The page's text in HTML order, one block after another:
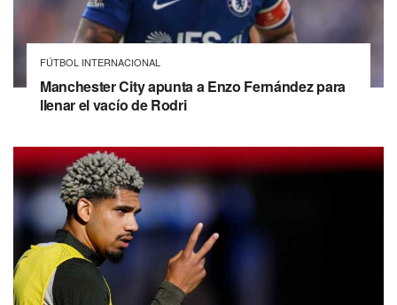
FÚTBOL INTERNACIONAL
Manchester City apunta a Enzo Fernández para
llenar el vacío de Rodri